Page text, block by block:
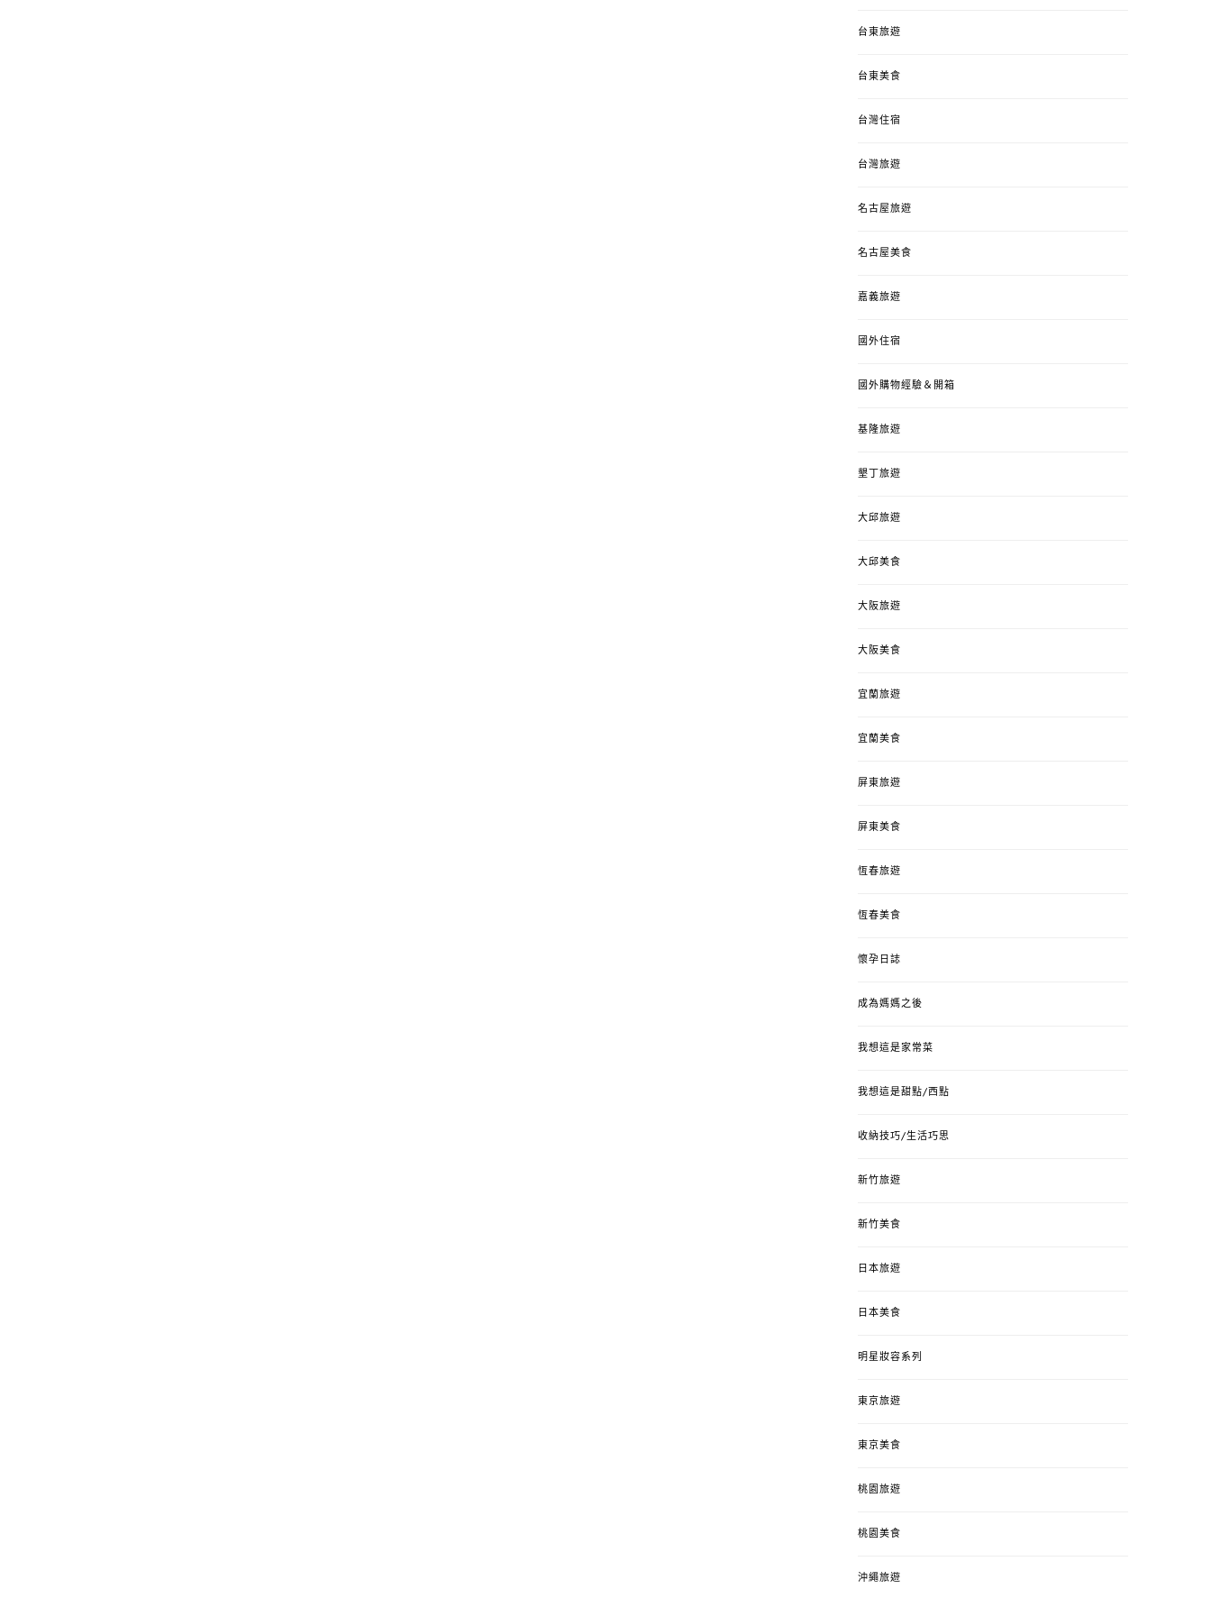
台東旅遊
台東美食
台灣住宿
台灣旅遊
名古屋旅遊
名古屋美食
嘉義旅遊
國外住宿
國外購物經驗＆開箱
基隆旅遊
墾丁旅遊
大邱旅遊
大邱美食
大阪旅遊
大阪美食
宜蘭旅遊
宜蘭美食
屏東旅遊
屏東美食
恆春旅遊
恆春美食
懷孕日誌
成為媽媽之後
我想這是家常菜
我想這是甜點/西點
收納技巧/生活巧思
新竹旅遊
新竹美食
日本旅遊
日本美食
明星妝容系列
東京旅遊
東京美食
桃園旅遊
桃園美食
沖繩旅遊